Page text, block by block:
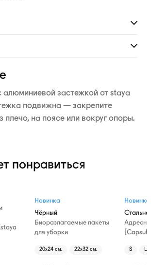
алюминиевой застежкой от staya
подвижна — закрепите
плечо, на поясе или вокруг опоры.
понравиться
Новинка
Чёрный
Биоразлагаемые пакеты
для уборки
20х24 см. 22х32 см.
Новинка
S L